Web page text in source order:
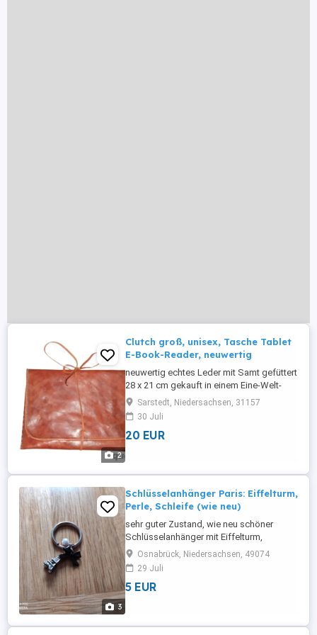
2
Clutch groß, unisex, Tasche Tablet
E-Book-Reader, neuwertig
neuwertig echtes Leder mit Samt gefüttert
28 x 21 cm gekauft in einem Eine-Welt-
Laden für 59 Euro sehr guter Zustand
+++++++++++++++ * Die Versandkosten
trägt grundsätzlich der Käufer. *
ZahlungBar bei Abholung oder per
...
Sarstedt, Niedersachsen, 31157
30 Juli
20 EUR
3
Schlüsselanhänger Paris: Eiffelturm,
Perle, Schleife (wie neu)
sehr guter Zustand, wie neu schöner
Schlüsselanhänger mit Eiffelturm,
Schmuckperle und schwarzem
Schleifchen Material: u.a. Metall
Abmessungen Ring: ca. 2 cm
Osnabrück, Niedersachsen, 49074
29 Juli
5 EUR